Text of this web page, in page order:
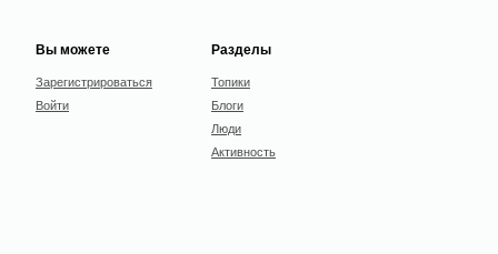
Вы можете
Зарегистрироваться
Войти
Разделы
Топики
Блоги
Люди
Активность